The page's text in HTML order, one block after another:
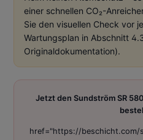
einer schnellen CO₂-
Sie den visuellen Check vor
Wartungsplan in Abschnitt
Originaldokumentation).
Jetzt den Sundström SR
href="https://beschicht.com/